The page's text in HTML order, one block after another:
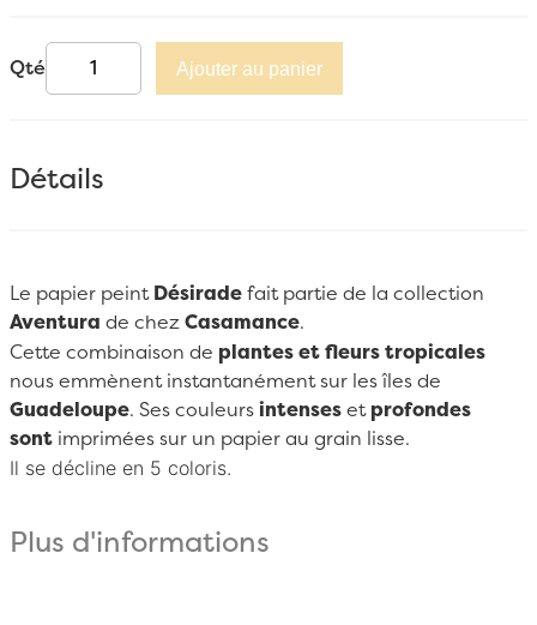
Qté Ajouter au panier
Détails
Le papier peint Désirade fait partie de la collection
Aventura de chez Casamance.
Cette combinaison de plantes et fleurs tropicales
nous emmènent instantanément sur les îles de
Guadeloupe. Ses couleurs intenses et profondes
sont imprimées sur un papier au grain lisse.
Il se décline en 5 coloris.
Plus d'informations